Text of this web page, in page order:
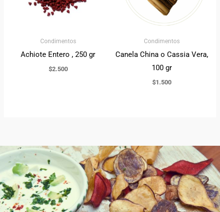
Condimentos
Achiote Entero , 250 gr
$2.500
Condimentos
Canela China o Cassia Vera,
100 gr
$1.500